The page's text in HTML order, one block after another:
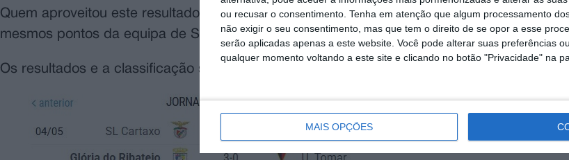
ou recusar o consentimento. Tenha em atenção que algum processamento
não exigir o seu consentimento, mas que tem o direito de se opor a esse
serão aplicadas apenas a este website. Você pode alterar suas preferências
qualquer momento voltando a este site e clicando no botão "Privacidade" na
MAIS OPÇÕES
Quem aproveitou este resultado foi o Fazendense, que é agora vice-líder do campeonato,
mesmos pontos da equipa de Samora Correia.
Os resultados e a classificação são os seguintes: